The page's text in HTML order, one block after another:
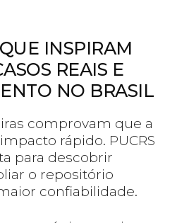
INSPIRAM
REAIS E
NO BRASIL
comprovam que a
rápido. PUCRS
para descobrir
o repositório
confiabilidade.